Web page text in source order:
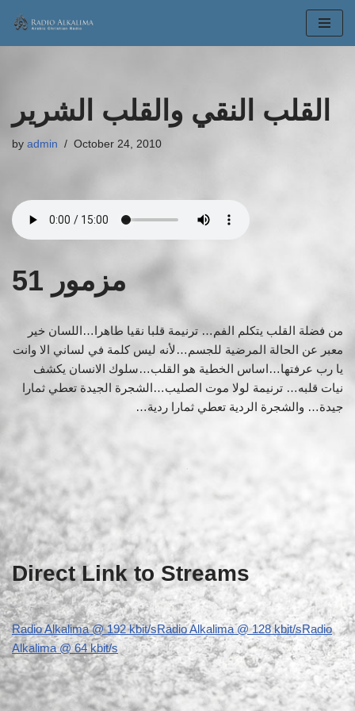
القلب النقي والقلب الشرير
by admin October 24, 2010
مزمور 51
من فضلة القلب يتكلم الفم… ترنيمة قلبا نقيا طاهرا…اللسان خير
معبر عن الحالة المرضية للجسم…لأنه ليس كلمة في لساني الا وانت
يا رب عرفتها…اساس الخطية هو القلب…سلوك الانسان يكشف
نيات قلبه… ترنيمة لولا موت الصليب…الشجرة الجيدة تعطي ثمارا
جيدة… والشجرة الردية تعطي ثمارا ردية…
Direct Link to Streams
Radio Alkalima @ 192 kbit/sRadio Alkalima @ 128 kbit/sRadio
Alkalima @ 64 kbit/s